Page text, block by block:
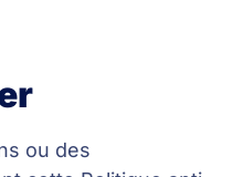
ou des